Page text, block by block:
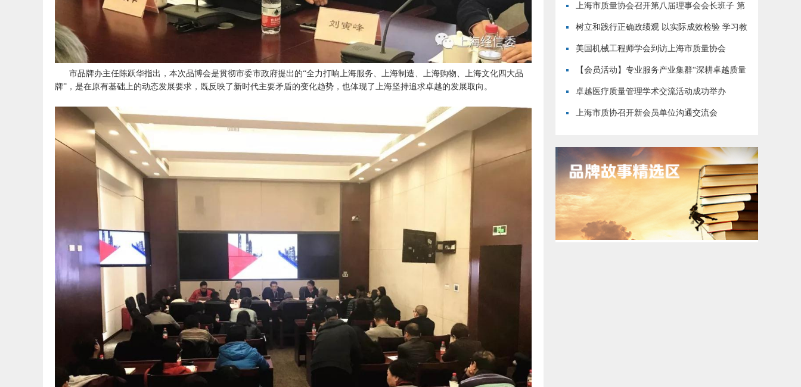
市品牌办主任陈跃华指出，本次品博会是贯彻市委市政府提出的“全力打响上海服务、上海制造、上海购物、上海文化四大品
牌”，是在原有基础上的动态发展要求，既反映了新时代主要矛盾的变化趋势，也体现了上海坚持追求卓越的发展取向。
上海市质量协会召开第八届理事会会长班子 第
四次会议
树立和践行正确政绩观 以实际成效检验 学习教
育成果
美国机械工程师学会到访上海市质量协会
【会员活动】专业服务产业集群“深耕卓越质量
·恪守用户初心”现场交流活动成功举行
卓越医疗质量管理学术交流活动成功举办
上海市质协召开新会员单位沟通交流会